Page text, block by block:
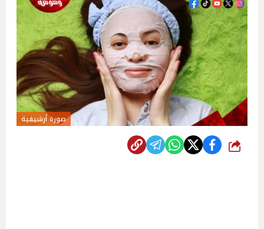
صورة أرشيفية
شارك